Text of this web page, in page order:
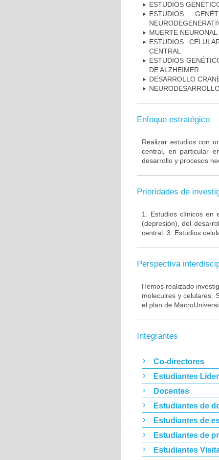
ESTUDIOS
ESTUDIOS
MUERTE
ESTUDIOS
CENTRAL
ESTUDIOS
DE ALZHEIMER
DESARROLLO
Enfoque estratégico
Realizar estudios con
central, en particular
desarrollo y procesos
Prioridades de
1. Estudios clínicos en
(depresión), del
central. 3. Estudios
Perspectiva
Hemos realizado
moleculres y celulares.
el plan de
Integrantes
Co-directores
Estudiantes
Docentes
Estudiantes de
Estudiantes de
Estudiantes de
Estudiantes